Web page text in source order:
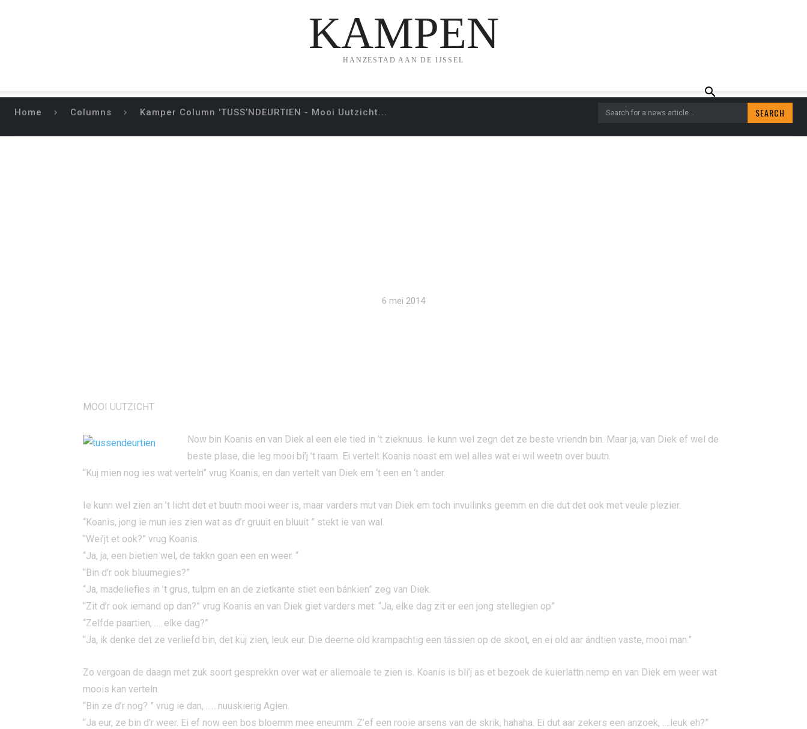
KAMPEN
HANZESTAD AAN DE IJSSEL
Home Columns Kamper Column 'TUSS’NDEURTIEN - Mooi Uutzicht... Search for a news article... SEARCH
6 mei 2014
MOOI UUTZICHT
Now bin Koanis en van Diek al een ele tied in ’t zieknuus. Ie kunn wel zegn det ze beste vriendn bin. Maar ja, van Diek ef wel de
beste plase, die leg mooi bi’j ’t raam. Ei vertelt Koanis noast em wel alles wat ei wil weetn over buutn.
“Kuj mien nog ies wat verteln” vrug Koanis, en dan vertelt van Diek em ‘t een en ‘t ander.
Ie kunn wel zien an ’t licht det et buutn mooi weer is, maar varders mut van Diek em toch invullinks geemm en die dut det ook met veule plezier.
“Koanis, jong ie mun ies zien wat as d’r gruuit en bluuit ” stekt ie van wal.
“Wei’jt et ook?” vrug Koanis.
“Ja, ja, een bietien wel, de takkn goan een en weer. “
“Bin d’r ook bluumegies?”
“Ja, madeliefies in ’t grus, tulpm en an de zietkante stiet een bánkien” zeg van Diek.
“Zit d’r ook iemand op dan?” vrug Koanis en van Diek giet varders met: “Ja, elke dag zit er een jong stellegien op”
“Zelfde paartien, …..elke dag?”
“Ja, ik denke det ze verliefd bin, det kuj zien, leuk eur. Die deerne old krampachtig een tássien op de skoot, en ei old aar ándtien vaste, mooi man.”
Zo vergoan de daagn met zuk soort gesprekkn over wat er allemoale te zien is. Koanis is bli’j as et bezoek de kuierlattn nemp en van Diek em weer wat
moois kan verteln.
“Bin ze d’r nog? ” vrug ie dan, ……nuuskierig Agien.
“Ja eur, ze bin d’r weer. Ei ef now een bos bloemm mee eneumm. Z’ef een rooie arsens van de skrik, hahaha. Ei dut aar zekers een anzoek, ….leuk eh?”